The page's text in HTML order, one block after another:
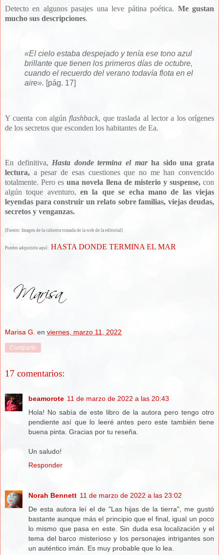
Detecto en algunos pasajes una leve pátina poética. Me gustan
mucho sus descripciones.
«El cielo estaba despejado y tenía ese tono azul
brillante que tienen los primeros días de octubre,
cuando el recuerdo del verano todavía flota en el
aire». [pág. 17]
Y cuenta con algún flashback, que traslada al lector a los orígenes
de los secretos que esconden los habitantes de Ea.
En definitiva, Hasta donde termina el marha sido una grata
lectura, a pesar de esas cuestiones que no me han convencido
totalmente.Pero es una novela llena de misterio y suspense,con
algún toque aventuro, en la que se echa mano de las viejas
leyendas para construir un relato sobre familias, viejas deudas,
secretos y venganzas.
[Fuente: Imagen de la cubierta tomada de la web de la editorial]
Puedes adquirirlo aquí: HASTA DONDE TERMINA EL MAR
Marisa G. en viernes, marzo 11, 2022
Compartir
17 comentarios:
beamorote 11 de marzo de 2022 a las 20:43
Hola! No sabía de este libro de la autora pero tengo otro
pendiente así que lo leeré antes pero este también tiene
buena pinta. Gracias por tu reseña.
Un saludo!
Responder
Norah Bennett 11 de marzo de 2022 a las 23:02
De esta autora leí el de "Las hijas de la tierra", me gustó
bastante aunque más el principio que el final, igual un poco
lo mismo que pasa en este. Sin duda esa localización y el
tema del barco misterioso y los personajes intrigantes son
un auténtico imán. Es muy probable que lo lea.